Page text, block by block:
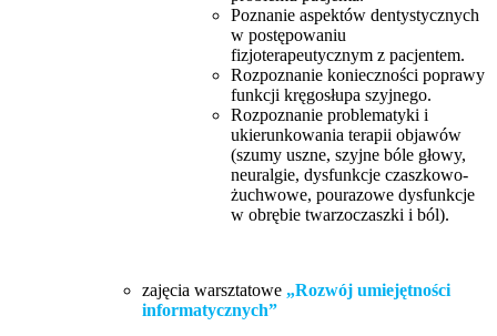
Poznanie aspektów dentystycznych
w postępowaniu
fizjoterapeutycznym z pacjentem.
Rozpoznanie konieczności poprawy
funkcji kręgosłupa szyjnego.
Rozpoznanie problematyki i
ukierunkowania terapii objawów
(szumy uszne, szyjne bóle głowy,
neuralgie, dysfunkcje czaszkowo-
żuchwowe, pourazowe dysfunkcje
w obrębie twarzoczaszki i ból).
zajęcia warsztatowe „Rozwój umiejętności
informatycznych”